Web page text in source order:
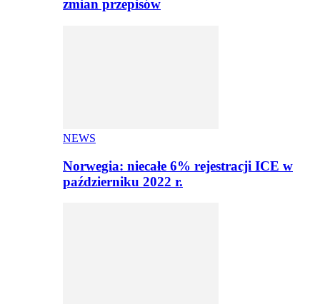
zmian przepisów
NEWS
Norwegia: niecałe 6% rejestracji ICE w
październiku 2022 r.